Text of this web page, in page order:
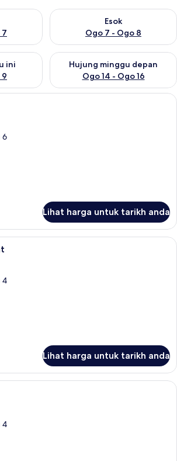
malam ini Ogo 6 - Ogo 7
Esok
Ogo 7 - Ogo 8
Semak ketersediaan untuk
ini
hujung minggu ini Ogo 7 - Ogo 9
Hujung minggu depan
Ogo 14 - Ogo 16
Semak ketersediaan untuk
6
Lihat harga untuk tarikh anda
Exclusive Apartment | 2 bilik tidur,
4
Lihat harga untuk tarikh anda
2 bilik tidur, peti besi dalam bilik,
4